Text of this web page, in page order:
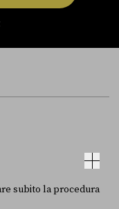
subito la procedura